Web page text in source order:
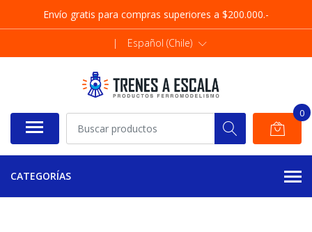
Envío gratis para compras superiores a $200.000.-
| Español (Chile)
0
CATEGORÍAS